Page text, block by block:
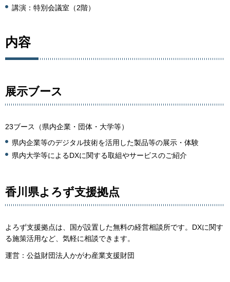
講演：特別会議室（2階）
内容
展示ブース
23ブース（県内企業・団体・大学等）
県内企業等のデジタル技術を活用した製品等の展示・体験
県内大学等によるDXに関する取組やサービスのご紹介
香川県よろず支援拠点
よろず支援拠点は、国が設置した無料の経営相談所です。DXに関す
る施策活用など、気軽に相談できます。
運営：公益財団法人かがわ産業支援財団